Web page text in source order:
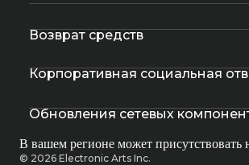
Возврат средств
Корпоративная социальная
Обновления сетевых
В вашем регионе может присутствовать
© 2026 Electronic Arts Inc.